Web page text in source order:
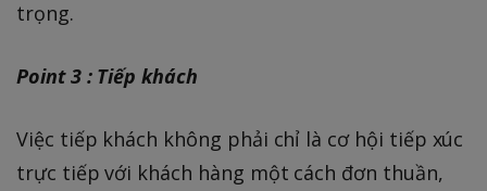
trọng.
Point 3 : Tiếp khách
Việc tiếp khách không phải chỉ là cơ hội tiếp xúc
trực tiếp với khách hàng một cách đơn thuần,